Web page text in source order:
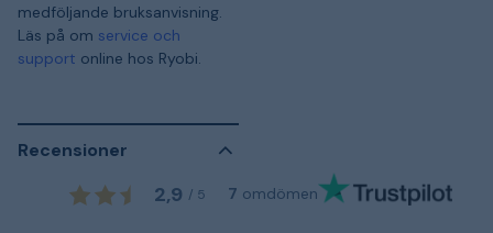
medföljande bruksanvisning.
Läs på om service och
support online hos Ryobi.
Recensioner
2,9 / 5 7 omdömen